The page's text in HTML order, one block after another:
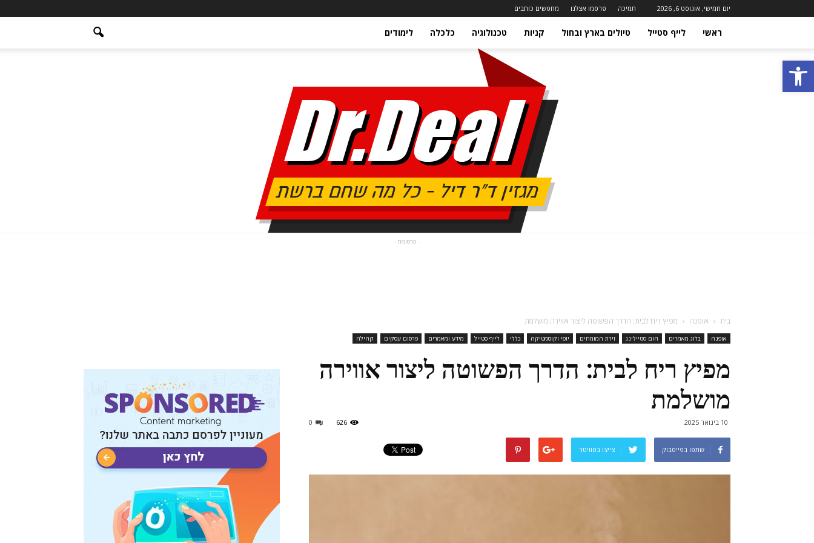
פתח סרגל נגישות
יום חמישי, אוגוסט 6, 2026 תמיכה פרסמו אצלנו מחפשים כותבים
ראשי לייף סטייל טיולים בארץ ובחול קניות טכנולוגיה כלכלה לימודים
ד"ר
דיל
- פרסומת -
בית אופנה מפיץ ריח לבית: הדרך הפשוטה ליצור אווירה מושלמת
אופנה בלוג מאמרים הום סטיילינג זירת המומחים יופי וקוסמטיקה כללי לייף סטייל מידע ומאמרים פרסום עסקים קהילה
מפיץ ריח לבית: הדרך הפשוטה ליצור אווירה
מושלמת
10 בינואר 2025 0 626
שתפו בפייסבוק צייצו בטוויטר